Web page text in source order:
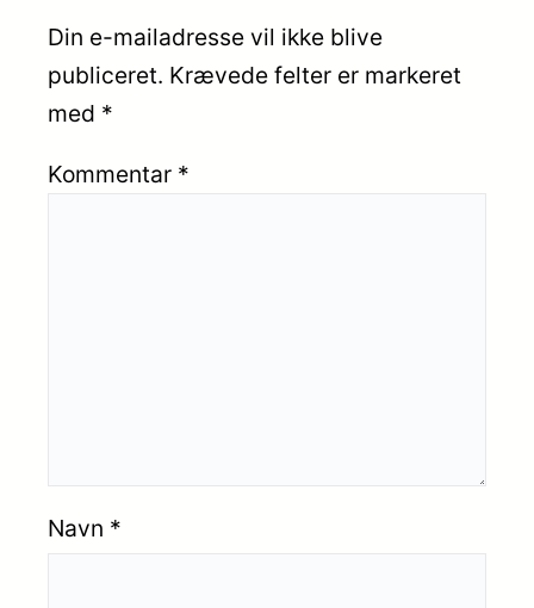
Din e-mailadresse vil ikke blive
publiceret. Krævede felter er markeret
med *
Kommentar *
Navn *